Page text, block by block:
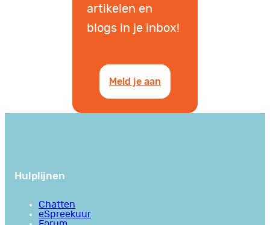
artikelen en
blogs in je inbox!
Meld je aan
Hulplijnen
Chatten
eSpreekuur